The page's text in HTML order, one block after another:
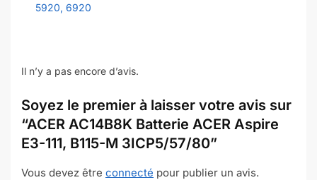
5920, 6920
Il n’y a pas encore d’avis.
Soyez le premier à laisser votre avis sur
“ACER AC14B8K Batterie ACER Aspire
E3-111, B115-M 3ICP5/57/80”
Vous devez être connecté pour publier un avis.